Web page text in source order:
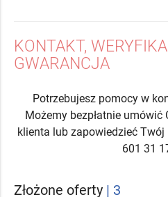
KONTAKT,
GWARANCJA
Potrzebujesz pomocy w
Możemy bezpłatnie umówić
klienta lub zapowiedzieć
601 31
Złożone oferty | 3